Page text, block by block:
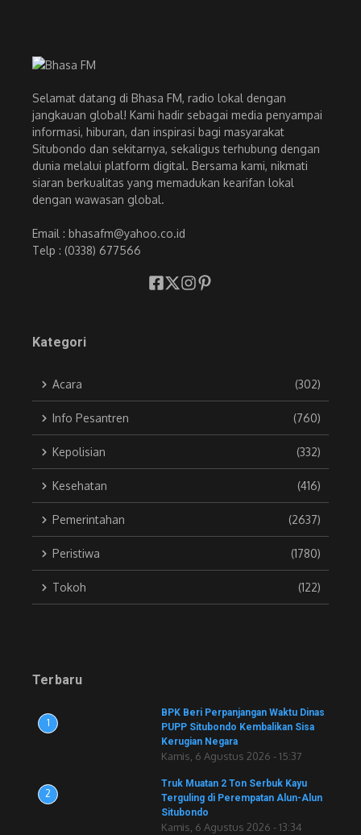
Selamat datang di Bhasa FM, radio lokal dengan
jangkauan global! Kami hadir sebagai media penyampai
informasi, hiburan, dan inspirasi bagi masyarakat
Situbondo dan sekitarnya, sekaligus terhubung dengan
dunia melalui platform digital. Bersama kami, nikmati
siaran berkualitas yang memadukan kearifan lokal
dengan wawasan global.
Email : bhasafm@yahoo.co.id
Telp : (0338) 677566
Kategori
Acara (302)
Info Pesantren (760)
Kepolisian (332)
Kesehatan (416)
Pemerintahan (2637)
Peristiwa (1780)
Tokoh (122)
Terbaru
1
BPK Beri Perpanjangan Waktu Dinas
PUPP Situbondo Kembalikan Sisa
Kerugian Negara
Kamis, 6 Agustus 2026 - 15:37
2
Truk Muatan 2 Ton Serbuk Kayu
Terguling di Perempatan Alun-Alun
Situbondo
Kamis, 6 Agustus 2026 - 13:34